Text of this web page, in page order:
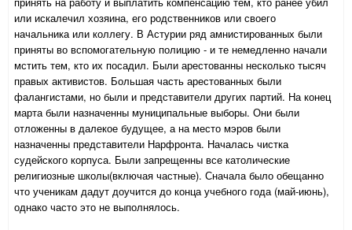
или искалечил хозяина, его родственников или своего
начальника или коллегу. В Астурии ряд амнистированных были
приняты во вспомогательную полицию - и те немедленно начали
мстить тем, кто их посадил. Были арестованны несколько тысяч
правых активистов. Большая часть арестованных были
фалангистами, но были и представители других партий. На конец
марта были назначенны муниципальные выборы. Они были
отложенны в далекое будущее, а на место мэров были
назначенны представители Нарфронта. Началась чистка
судейского корпуса. Были запрещенны все католические
религиозные школы(включая частные). Сначала было обещанно
что ученикам дадут доучится до конца учебного года (май-июнь),
однако часто это не выполнялось.